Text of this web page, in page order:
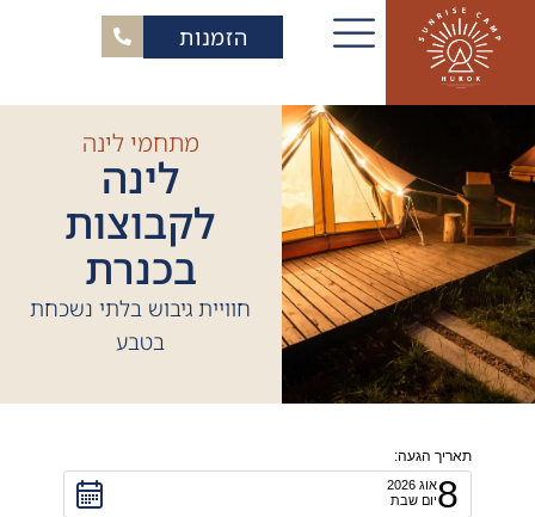
הזמנות
מתחמי לינה
לינה
לקבוצות
בכנרת
חוויית גיבוש בלתי נשכחת
בטבע
תאריך הגעה:
8אוג 2026
יום שבת